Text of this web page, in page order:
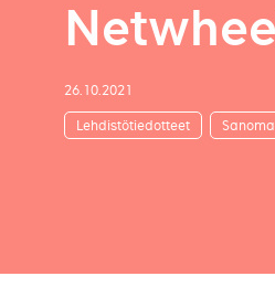
26.10.2021
Lehdistötiedotteet